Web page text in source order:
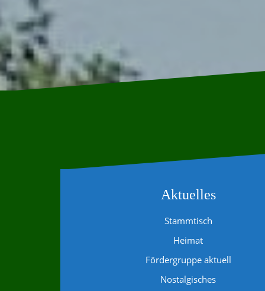
Aktuelles
Stammtisch
Heimat
Fördergruppe aktuell
Nostalgisches